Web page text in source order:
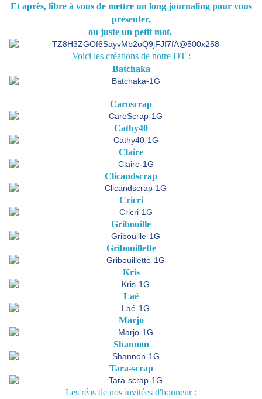
Et après, libre à vous de mettre un long journaling pour vous
présenter,
ou juste un petit mot.
Voici les créations de notre DT :
Batchaka
Caroscrap
Cathy40
Claire
Clicandscrap
Cricri
Gribouille
Gribouillette
Kris
Laé
Marjo
Shannon
Tara-scrap
Les réas de nos invitées d'honneur :